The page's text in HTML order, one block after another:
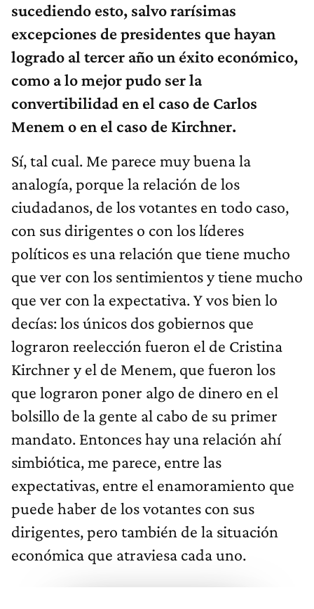
sucediendo esto, salvo rarísimas
excepciones de presidentes que hayan
logrado al tercer año un éxito económico,
como a lo mejor pudo ser la
convertibilidad en el caso de Carlos
Menem o en el caso de Kirchner.
Sí, tal cual. Me parece muy buena la
analogía, porque la relación de los
ciudadanos, de los votantes en todo caso,
con sus dirigentes o con los líderes
políticos es una relación que tiene mucho
que ver con los sentimientos y tiene mucho
que ver con la expectativa. Y vos bien lo
decías: los únicos dos gobiernos que
lograron reelección fueron el de Cristina
Kirchner y el de Menem, que fueron los
que lograron poner algo de dinero en el
bolsillo de la gente al cabo de su primer
mandato. Entonces hay una relación ahí
simbiótica, me parece, entre las
expectativas, entre el enamoramiento que
puede haber de los votantes con sus
dirigentes, pero también de la situación
económica que atraviesa cada uno.